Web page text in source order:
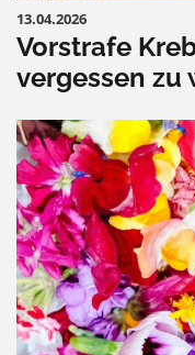
13.04.2026
Vorstrafe
vergessen zu